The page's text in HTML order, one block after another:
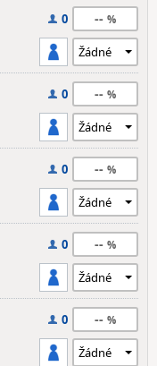
0 --
0 --
0 --
0 --
0 --